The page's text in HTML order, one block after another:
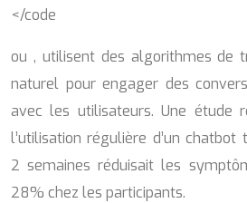
</code
ou , utilisent des algorithmes de
naturel pour engager des
avec les utilisateurs. Une étude
l’utilisation régulière d’un chatbot
2 semaines réduisait les
28% chez les participants.